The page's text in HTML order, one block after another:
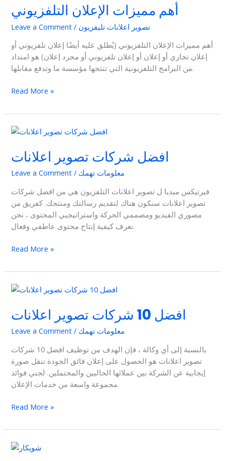
أهم مميزات الإعلان التلفزيوني
Leave a Comment / تصوير اعلانات تليفزيون
أهم مميزات الإعلان التلفزيوني (يُطلق عليه أيضًا إعلان تلفزيوني أو
إعلان تجاري أو إعلان أو إعلان تلفزيوني أو مجرد إعلان) هو امتداد
من البرامج التلفزيونية التي تنتجها مؤسسة ما وتدفع مقابلها.
الإعلان
التلفزيوني
Read More »
افضل شركات تصوير اعلانات
Leave a Comment / معلومات تهمك
فيرتيكس ميديا ل تصوير اعلانات التلفزيون هي من افضل شركات
تصوير اعلانات سنكون هناك لتقديم رسالتك ومنتجك. كفريق من
مصوري الفيديو ومصممي الحركة واستراتيجيي المحتوى ، نحن
نعرف كيفية إنتاج محتوى عاطفي وفعال.
افضل
تصوير
اعلانات
Read More »
افضل 10 شركات تصوير اعلانات
Leave a Comment / معلومات تهمك
بالنسبة إلى أي وكالة ، فإن الهدف من توظيف افضل 10 شركات
تصوير اعلانات هو الحصول على إعلان فائق الجودة تنقل صورة
إيجابية عن الشركة بين عملائها الحاليين والمحتملين. لجني فوائد
مجموعة واسعة من خدمات الإعلان.
افضل
شركات
تصوير
اعلانات
Read More »
قصة